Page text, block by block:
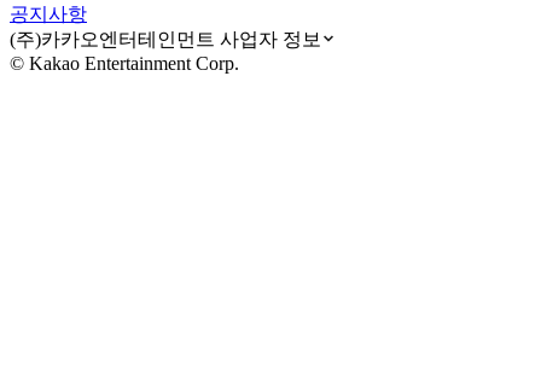
공지사항
(주)카카오엔터테인먼트 사업자 정보
© Kakao Entertainment Corp.